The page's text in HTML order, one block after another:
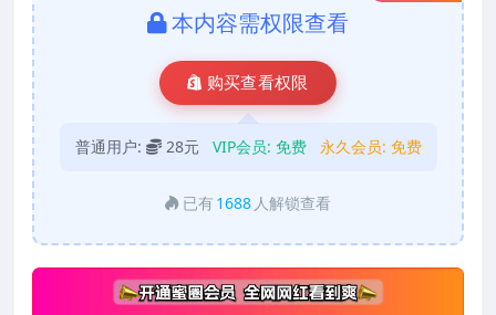
本内容需权限查看
购买查看权限
普通用户: 28元 VIP会员: 免费 永久会员: 免费
已有 1688 人解锁查看